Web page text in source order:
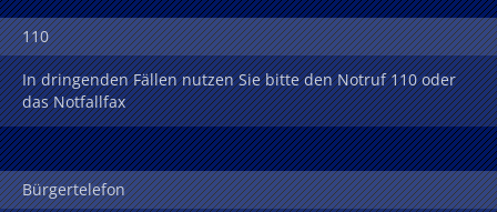
110
In dringenden Fällen nutzen Sie bitte den Notruf 110 oder
das Notfallfax
Bürgertelefon